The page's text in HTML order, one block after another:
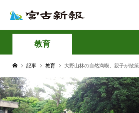
教育
記事 教育 大野山林の自然満喫、親子が散策